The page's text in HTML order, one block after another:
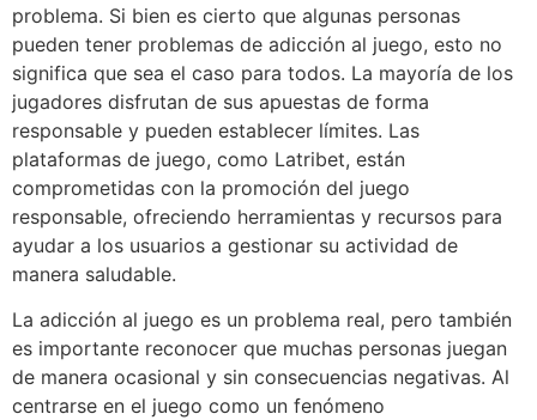
problema. Si bien es cierto que algunas personas
pueden tener problemas de adicción al juego, esto no
significa que sea el caso para todos. La mayoría de los
jugadores disfrutan de sus apuestas de forma
responsable y pueden establecer límites. Las
plataformas de juego, como Latribet, están
comprometidas con la promoción del juego
responsable, ofreciendo herramientas y recursos para
ayudar a los usuarios a gestionar su actividad de
manera saludable.
La adicción al juego es un problema real, pero también
es importante reconocer que muchas personas juegan
de manera ocasional y sin consecuencias negativas. Al
centrarse en el juego como un fenómeno